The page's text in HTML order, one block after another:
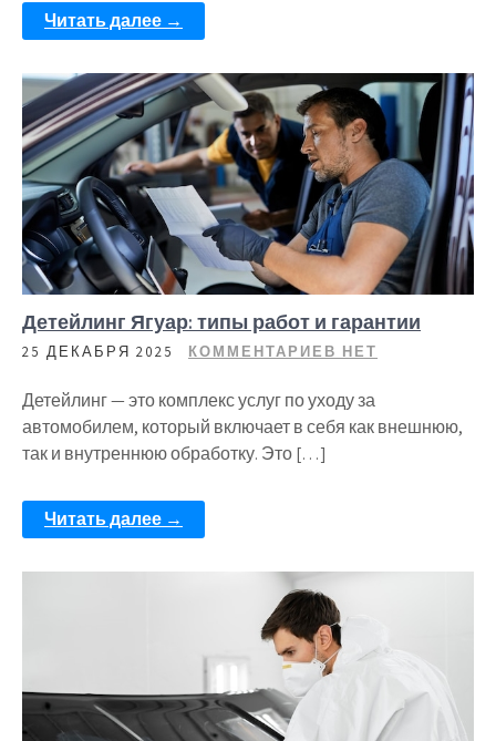
Читать далее →
Детейлинг Ягуар: типы работ и гарантии
25 ДЕКАБРЯ 2025 КОММЕНТАРИЕВ НЕТ
Детейлинг — это комплекс услуг по уходу за
автомобилем, который включает в себя как внешнюю,
так и внутреннюю обработку. Это […]
Читать далее →